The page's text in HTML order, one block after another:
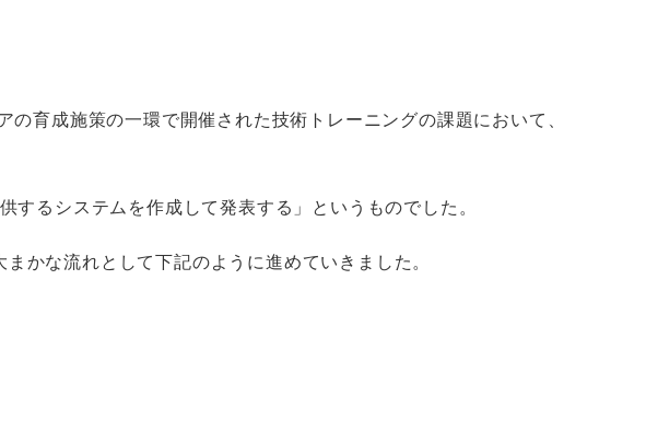
育成施策の一環で開催された技術トレーニングの課題において、
るシステムを作成して発表する」というものでした。
かな流れとして下記のように進めていきました。